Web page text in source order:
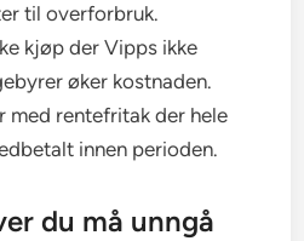
til overforbruk.
kjøp der Vipps ikke
øker kostnaden.
med rentefritak der hele
innen perioden.
du må unngå